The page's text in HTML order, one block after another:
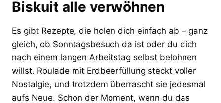
Biskuit alle verwöhnen
Es gibt Rezepte, die holen dich einfach ab – ganz
gleich, ob Sonntagsbesuch da ist oder du dich
nach einem langen Arbeitstag selbst belohnen
willst. Roulade mit Erdbeerfüllung steckt voller
Nostalgie, und trotzdem überrascht sie jedesmal
aufs Neue. Schon der Moment, wenn du das